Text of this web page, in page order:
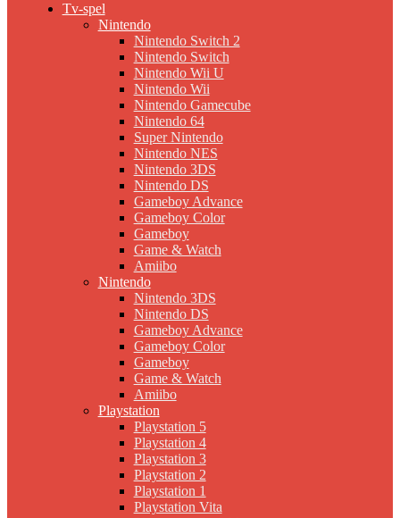
Tv-spel
Nintendo
Nintendo Switch 2
Nintendo Switch
Nintendo Wii U
Nintendo Wii
Nintendo Gamecube
Nintendo 64
Super Nintendo
Nintendo NES
Nintendo 3DS
Nintendo DS
Gameboy Advance
Gameboy Color
Gameboy
Game & Watch
Amiibo
Nintendo
Nintendo 3DS
Nintendo DS
Gameboy Advance
Gameboy Color
Gameboy
Game & Watch
Amiibo
Playstation
Playstation 5
Playstation 4
Playstation 3
Playstation 2
Playstation 1
Playstation Vita